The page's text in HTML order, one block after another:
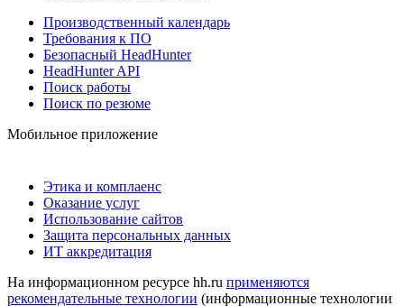
Производственный календарь
Требования к ПО
Безопасный HeadHunter
HeadHunter API
Поиск работы
Поиск по резюме
Мобильное приложение
Этика и комплаенс
Оказание услуг
Использование сайтов
Защита персональных данных
ИТ аккредитация
На информационном ресурсе hh.ru применяются
рекомендательные технологии (информационные технологии